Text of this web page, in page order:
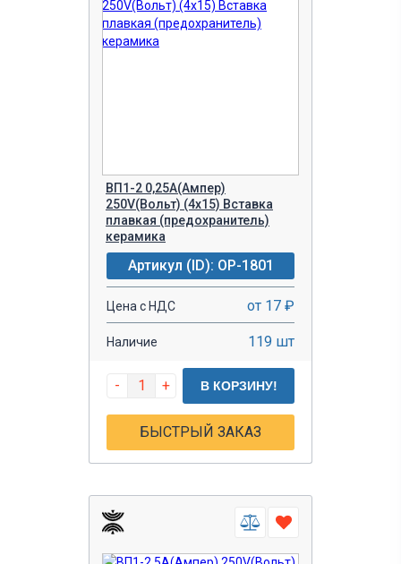
ВП1-2 0,25A(Ампер)
250V(Вольт) (4x15) Вставка
плавкая (предохранитель)
керамика
Артикул (ID): OP-1801
Цена с НДС от 17 ₽
Наличие 119 шт
- + В КОРЗИНУ!
БЫСТРЫЙ ЗАКАЗ